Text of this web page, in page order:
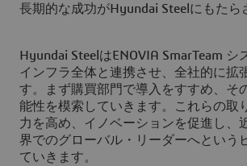
長期的な成功がHyundai Steelにもたら
Hyundai SteelはENOVIA SmarTeam シ
インフラ全体と連携させ、全社的に拡
す。まず購買部門で導入をすすめ、そ
能性を模索していきます。これらの取
力を高め、イノベーションを促進し、
界でのグローバル・リーダーへという
ていきます。